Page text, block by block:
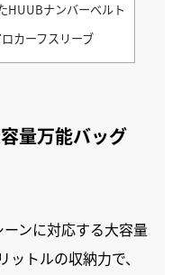
HUUBナンバーベルト
カーフスリーブ
量万能バッグ
ンに対応する大容量
トルの収納力で、